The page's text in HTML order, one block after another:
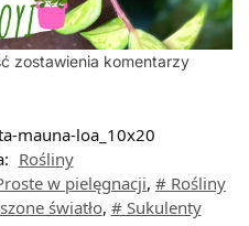
zostawienia komentarzy
mauna-loa_10x20
Rośliny
w pielęgnacji, # Rośliny
światło, # Sukulenty